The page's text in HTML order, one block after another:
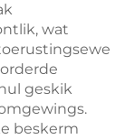
wat
geskik
beskerm